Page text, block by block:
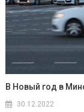
В Новый год в
30.12.2022